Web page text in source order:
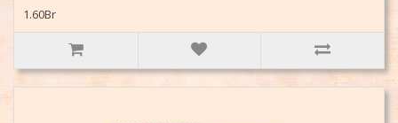
1.60Br